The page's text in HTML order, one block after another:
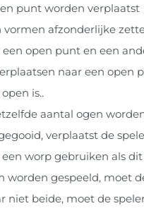
punt worden verplaatst
afzonderlijke
open punt en een
naar een
is..
aantal ogen
verplaatst de
worp gebruiken als
gespeeld, moet
niet beide, moet de